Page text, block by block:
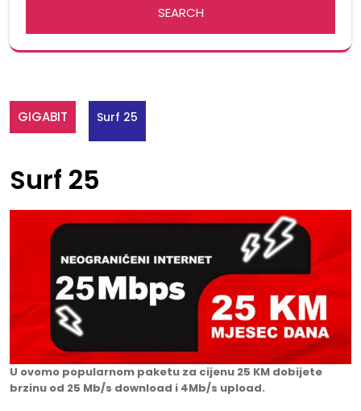
GIGABIT Surf 25
Surf 25
U ovomo popularnom paketu za cijenu 25 KM dobijete
brzinu od 25 Mb/s download i 4Mb/s upload.